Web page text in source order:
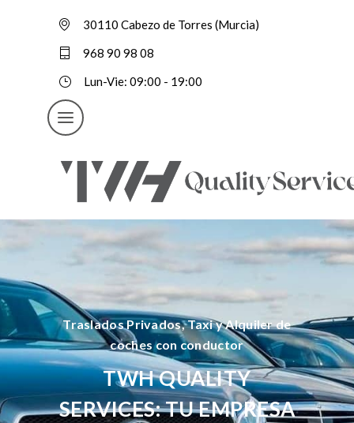
30110 Cabezo de Torres (Murcia)
968 90 98 08
Lun-Vie: 09:00 - 19:00
Traslados Privados, Taxi y Alquiler de
coches con conductor
TWH QUALITY
SERVICES: TU EMPRESA